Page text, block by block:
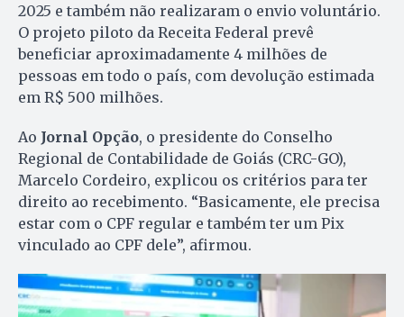
2025 e também não realizaram o envio voluntário.
O projeto piloto da Receita Federal prevê
beneficiar aproximadamente 4 milhões de
pessoas em todo o país, com devolução estimada
em R$ 500 milhões.
Ao Jornal Opção, o presidente do Conselho
Regional de Contabilidade de Goiás (CRC-GO),
Marcelo Cordeiro, explicou os critérios para ter
direito ao recebimento. “Basicamente, ele precisa
estar com o CPF regular e também ter um Pix
vinculado ao CPF dele”, afirmou.